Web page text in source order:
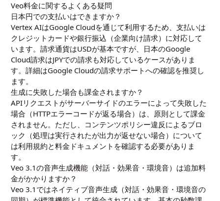
Veo料金に関するよくある疑問
日本円での支払いはできますか？
Vertex AIはGoogle Cloudを通じて利用するため、支払いは
クレジットカードや銀行振込（企業向け請求）に対応して
います。請求通貨はUSDが基本ですが、日本のGoogle
Cloud請求はJPYでの請求も対応しているケースがありま
す。詳細はGoogle Cloudの請求サポートへの確認を推奨し
ます。
生成に失敗した場合も課金されますか？
APIリクエストがサーバーサイドのエラーによって失敗した
場合（HTTPエラーコードが返る場合）は、原則として課金
されません。ただし、コンテンツポリシー違反によるブロ
ック（処理は実行されたが出力が返せない場合）について
は利用規約と料金ドキュメントを確認する必要がありま
す。
Veo 3.1の音声生成機能（対話・効果音・環境音）は追加料
金がかかりますか？
Veo 3.1ではネイティブ音声生成（対話・効果音・環境音の